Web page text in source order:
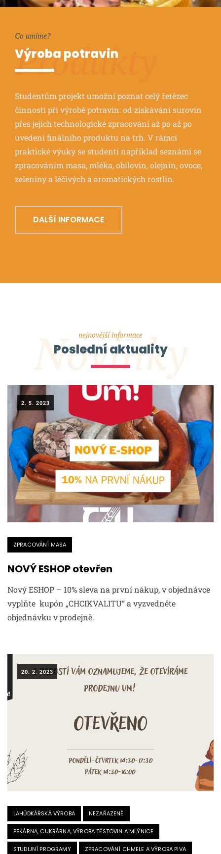
Produkty
Co umíme?
Výroba potravin
Studentům projekt umožní poznat celý řetězec
činností při výrobě potravin: od získávání surovin
přes jejich technologické zpracování až po až po
uvedení finálního produktu na trh. V rámci
praktické výuky se studenti například seznámí se
zpracováním masa, mléka, obilovin, olejnin, ovoce,
zeleniny a léčivých a aromatických rostlin.
DALŠÍ INFORMACE
Novinky
nejnovější informace
Poslední aktuality
2. 5. 2023
ZPRACOVÁNÍ MASA
NOVÝ ESHOP otevřen
Nový ESHOP – 10% sleva na první nákup, v objednávce
vyplňte kupón „CHCIKVALITU“ a vyzvedněte
objednávku v prodejně.
20. 2. 2023
LAHŮDKÁŘSKÁ VÝROBA NEZAŘAZENÉ
PEKÁRNA, CUKRÁRNA, VÝROBA TĚSTOVIN A MLÝNICE
STUDIJNÍ PROGRAMY ZPRACOVÁNÍ CHMELE A VÝROBA PIVA